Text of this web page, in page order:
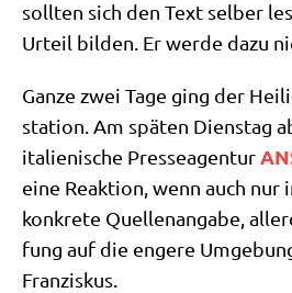
soll­ten sich den Text sel­ber
Urteil bil­den. Er wer­de dazu
Gan­ze zwei Tage ging der
sta­ti­on. Am spä­ten Diens­tag
ita­lie­ni­sche Pres­se­agen­tur
eine Reak­ti­on, wenn auch
kon­kre­te Quel­len­an­ga­be,
fung auf die enge­re
Franziskus.